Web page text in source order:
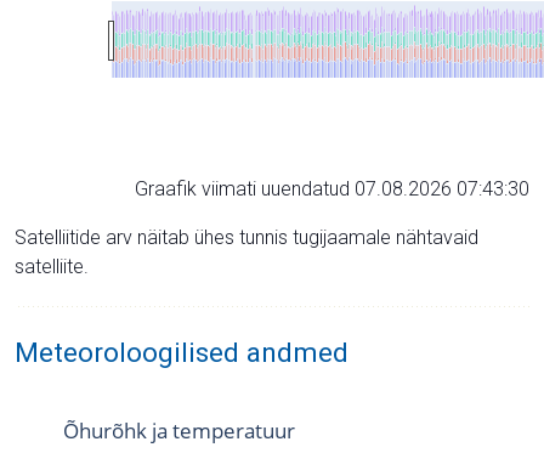
Graafik viimati uuendatud 07.08.2026 07:43:30
Satelliitide arv näitab ühes tunnis tugijaamale nähtavaid
satelliite.
Meteoroloogilised andmed
Õhurõhk ja temperatuur